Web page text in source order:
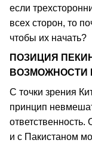
если
всех сторон, то
чтобы их начать?
ПОЗИЦИЯ
ВОЗМОЖНОСТИ
С точки зрения
принцип
и с Пакистаном